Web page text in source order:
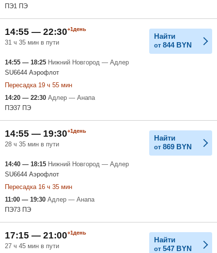
ПЭ1 ПЭ
14:55 — 22:30+1день
31 ч 35 мин в пути
Найти
от 844 BYN
14:55 — 18:25 Нижний Новгород — Адлер
SU6644 Аэрофлот
Пересадка 19 ч 55 мин
14:20 — 22:30 Адлер — Анапа
ПЭ37 ПЭ
14:55 — 19:30+1день
28 ч 35 мин в пути
Найти
от 869 BYN
14:40 — 18:15 Нижний Новгород — Адлер
SU6644 Аэрофлот
Пересадка 16 ч 35 мин
11:00 — 19:30 Адлер — Анапа
ПЭ73 ПЭ
17:15 — 21:00+1день
27 ч 45 мин в пути
Найти
от 547 BYN